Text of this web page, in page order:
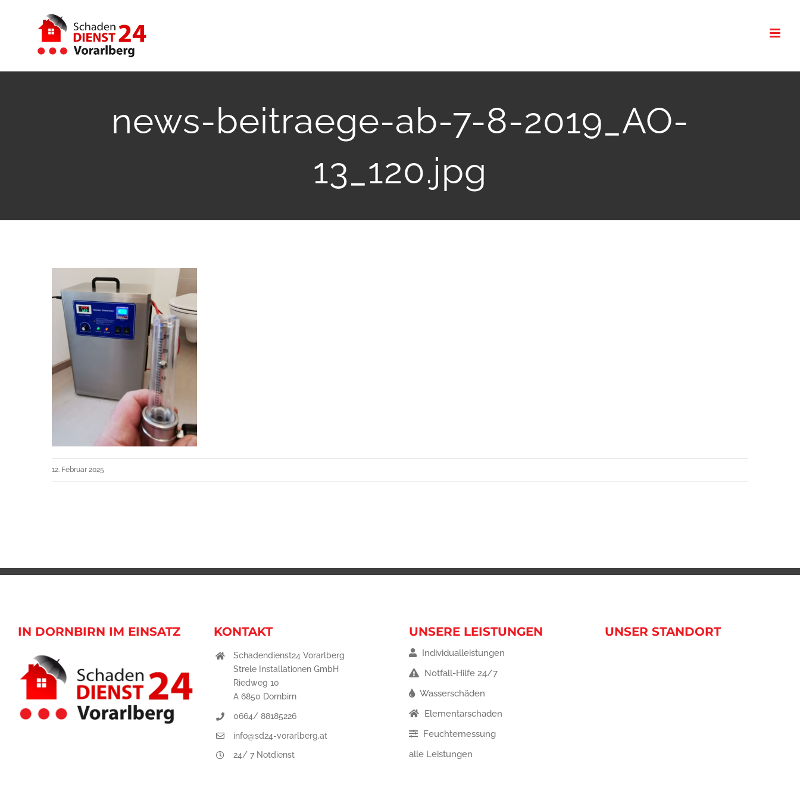
news-beitraege-ab-7-8-2019_AO-
13_120.jpg
12. Februar 2025
IN DORNBIRN IM EINSATZ KONTAKT
Schadendienst24 Vorarlberg
Strele Installationen GmbH
Riedweg 10
A 6850 Dornbirn
0664/ 88185226
info@sd24-vorarlberg.at
24/ 7 Notdienst
UNSERE LEISTUNGEN
Individualleistungen
Notfall-Hilfe 24/7
Wasserschäden
Elementarschaden
Feuchtemessung
alle Leistungen
UNSER STANDORT